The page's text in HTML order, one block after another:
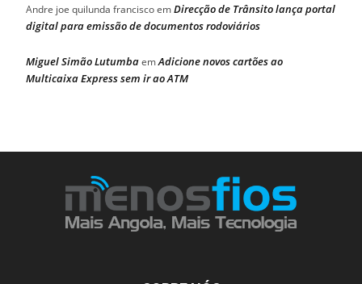
Andre joe quilunda franciscoemDirecção de Trânsito lança portal
digital para emissão de documentos rodoviários
Miguel Simão LutumbaemAdicione novos cartões ao
Multicaixa Express sem ir ao ATM